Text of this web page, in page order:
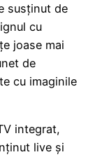
susținut de
cu
joase mai
de
cu imaginile
integrat,
live și